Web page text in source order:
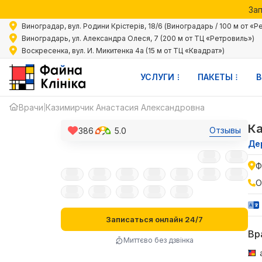
Акции
Виноградар, вул. Родини Крістерів, 18/6 (Виноградарь / 100 м от
Виноградарь, ул. Александра Олеся, 7 (200 м от ТЦ «Ретровиль»)
Воскресенка, вул. И. Микитенка 4а (15 м от ТЦ «Квадрат»)
УСЛУГИ ПАКЕТЫ
Врачи Казимирчик Анастасия Александровна
386 5.0 Отзывы
Записаться онлайн 24/7
Миттєво без дзвінка